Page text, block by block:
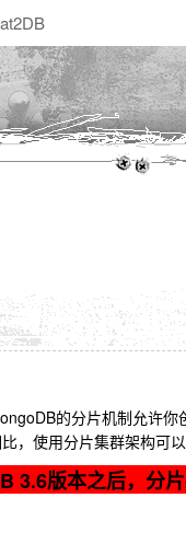
的分片机制允许
使用分片集群架构可
版本之后，分片